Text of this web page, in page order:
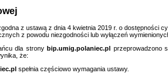
z ustawą z dnia 4 kwietnia 2019 r. o dostępności
z powodu niezgodności lub wyłączeń
dla stronybip.umig.polaniec.pl przeprowadzono
że:
spełnia częściowo wymagania ustawy.